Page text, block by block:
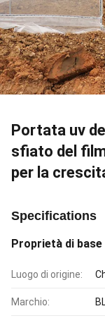
Portata uv
sfiato del
per la
Specifications
Proprietà di base
Luogo di origine:
Marchio: